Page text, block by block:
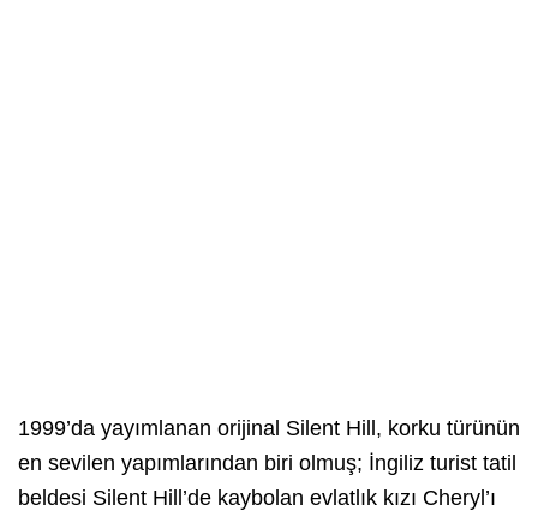
1999’da yayımlanan orijinal Silent Hill, korku türünün
en sevilen yapımlarından biri olmuş; İngiliz turist tatil
beldesi Silent Hill’de kaybolan evlatlık kızı Cheryl’ı